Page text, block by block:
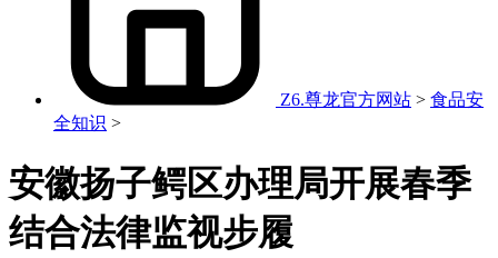
Z6.尊龙官方网站 > 食品安
全知识 >
安徽扬子鳄区办理局开展春季
结合法律监视步履